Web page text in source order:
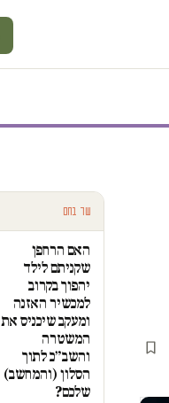
עוד בחם
האם הרחפן
שקניתם לילד
יהפוך בקרוב
למכשיר האזנה
ומעקב שיכניס את
המשטרה
והשב״כ לתוך
הסלון (והמחשב)
שלכם?